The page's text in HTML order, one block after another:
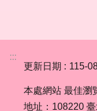
:::
更新日期
115-
本處網站 最佳瀏
地址：108220